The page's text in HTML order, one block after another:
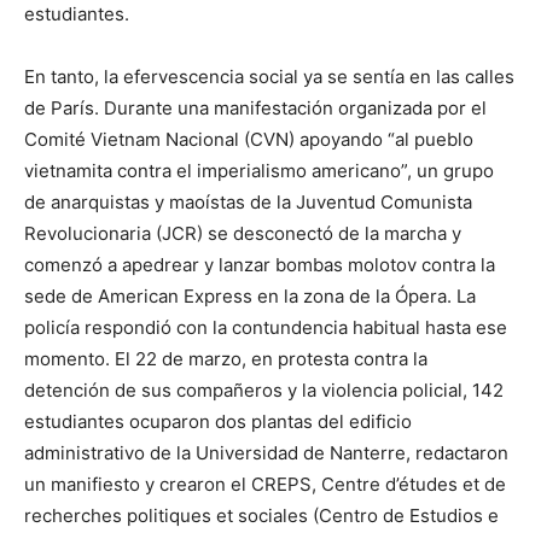
estudiantes.
En tanto, la efervescencia social ya se sentía en las calles
de París. Durante una manifestación organizada por el
Comité Vietnam Nacional (CVN) apoyando “al pueblo
vietnamita contra el imperialismo americano”, un grupo
de anarquistas y maoístas de la Juventud Comunista
Revolucionaria (JCR) se desconectó de la marcha y
comenzó a apedrear y lanzar bombas molotov contra la
sede de American Express en la zona de la Ópera. La
policía respondió con la contundencia habitual hasta ese
momento. El 22 de marzo, en protesta contra la
detención de sus compañeros y la violencia policial, 142
estudiantes ocuparon dos plantas del edificio
administrativo de la Universidad de Nanterre, redactaron
un manifiesto y crearon el CREPS, Centre d’études et de
recherches politiques et sociales (Centro de Estudios e